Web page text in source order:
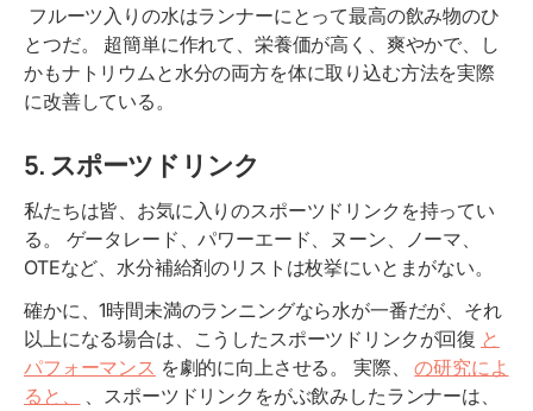
フルーツ入りの水はランナーにとって最高の飲み物のひ
とつだ。 超簡単に作れて、栄養価が高く、爽やかで、し
かもナトリウムと水分の両方を体に取り込む方法を実際
に改善している。
5. スポーツドリンク
私たちは皆、お気に入りのスポーツドリンクを持ってい
る。 ゲータレード、パワーエード、ヌーン、ノーマ、
OTEなど、水分補給剤のリストは枚挙にいとまがない。
確かに、1時間未満のランニングなら水が一番だが、それ
以上になる場合は、こうしたスポーツドリンクが回復 と
パフォーマンス を劇的に向上させる。 実際、の研究によ
ると、
、スポーツドリンクをがぶ飲みしたランナーは、